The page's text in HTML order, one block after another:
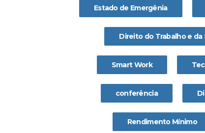
Estado de Emergênia
Direito do Trabalho e da
Smart Work
conferência
Rendimento Mínimo